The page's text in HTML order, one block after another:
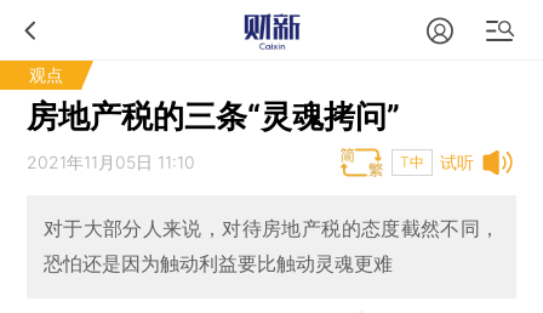
观点
房地产税的三条“灵魂拷问”
试听
2021年11月05日 11:10 T中
对于大部分人来说，对待房地产税的态度截然不同，
恐怕还是因为触动利益要比触动灵魂更难